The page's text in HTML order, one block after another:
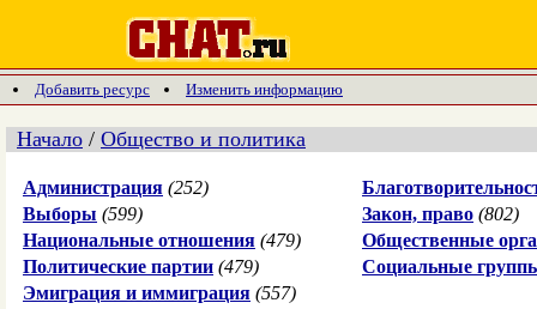
Добавить ресурс Изменить информацию
Начало / Общество и политика
Администрация (252)
Выборы (599) Закон, право (802)
Национальные отношения (479)
Общественные
Политические партии (479)
Социальные
Эмиграция и иммиграция (557)